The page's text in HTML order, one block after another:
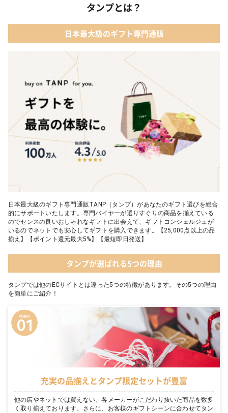
タンプとは？
日本最大級のギフト専門通販
日本最大級のギフト専門通販TANP（タンプ）があなたのギフト選びを総合
的にサポートいたします。専門バイヤーが選りすぐりの商品を揃えている
のでセンスの良いおしゃれなギフトに出会えて、ギフトコンシェルジュが
いるのでネットでも安心してギフトを購入できます。【25,000点以上の品
揃え】【ポイント還元最大5%】【最短即日発送】
タンプが選ばれる5つの理由
タンプでは他のECサイトとは違った5つの特徴があります。その5つの理由
を簡単にご紹介！
充実の品揃えとタンプ限定セットが豊富
他の店やネットでは買えない、各メーカーがこだわり抜いた商品を数多
く取り揃えております。さらに、お客様のギフトシーンに合わせてタン